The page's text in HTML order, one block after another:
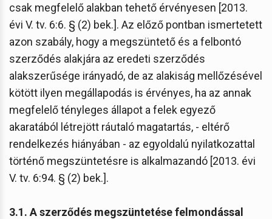
csak megfelelő alakban tehető érvényesen [2013.
évi V. tv. 6:6. § (2) bek.]. Az előző pontban ismertetett
azon szabály, hogy a megszüntető és a felbontó
szerződés alakjára az eredeti szerződés
alakszerűsége irányadó, de az alakiság mellőzésével
kötött ilyen megállapodás is érvényes, ha az annak
megfelelő tényleges állapot a felek egyező
akaratából létrejött ráutaló magatartás, - eltérő
rendelkezés hiányában - az egyoldalú nyilatkozattal
történő megszüntetésre is alkalmazandó [2013. évi
V. tv. 6:94. § (2) bek.].
3.1. A szerződés megszüntetése felmondással